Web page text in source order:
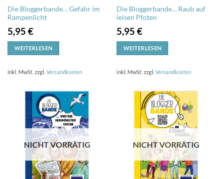
Die Bloggerbande… Gefahr im
Rampenlicht
5,95 €
WEITERLESEN
inkl. MwSt. zzgl. Versandkosten
Die Bloggerbande… Raub auf
leisen Pfoten
5,95 €
WEITERLESEN
inkl. MwSt. zzgl. Versandkosten
NICHT VORRÄTIG NICHT VORRÄTIG